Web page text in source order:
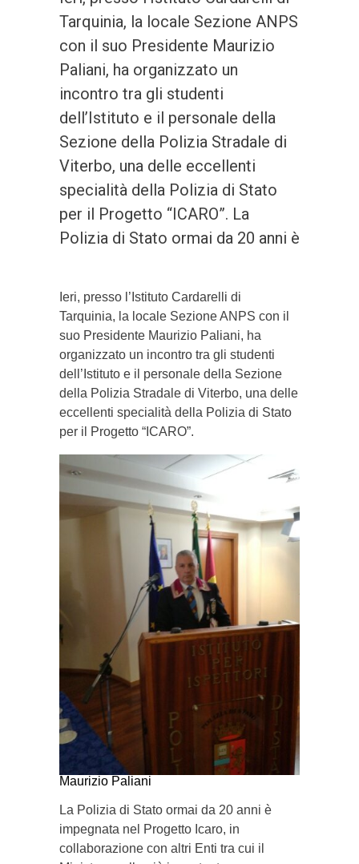
Tarquinia, la locale Sezione ANPS
con il suo Presidente Maurizio
Paliani, ha organizzato un
incontro tra gli studenti
dell’Istituto e il personale della
Sezione della Polizia Stradale di
Viterbo, una delle eccellenti
specialità della Polizia di Stato
per il Progetto “ICARO”. La
Polizia di Stato ormai da 20 anni è
Ieri, presso l’Istituto Cardarelli di
Tarquinia, la locale Sezione ANPS con il
suo Presidente Maurizio Paliani, ha
organizzato un incontro tra gli studenti
dell’Istituto e il personale della Sezione
della Polizia Stradale di Viterbo, una delle
eccellenti specialità della Polizia di Stato
per il Progetto “ICARO”.
Maurizio Paliani
La Polizia di Stato ormai da 20 anni è
impegnata nel Progetto Icaro, in
collaborazione con altri Enti tra cui il